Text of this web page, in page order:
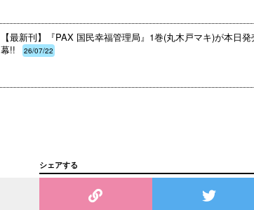
【最新刊】『PAX 国民幸福管理局』1巻(丸木戸マキ)が本
幕!!
26/07/22
シェアする